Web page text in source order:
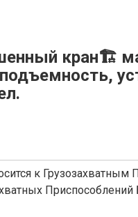
кран🏗
к